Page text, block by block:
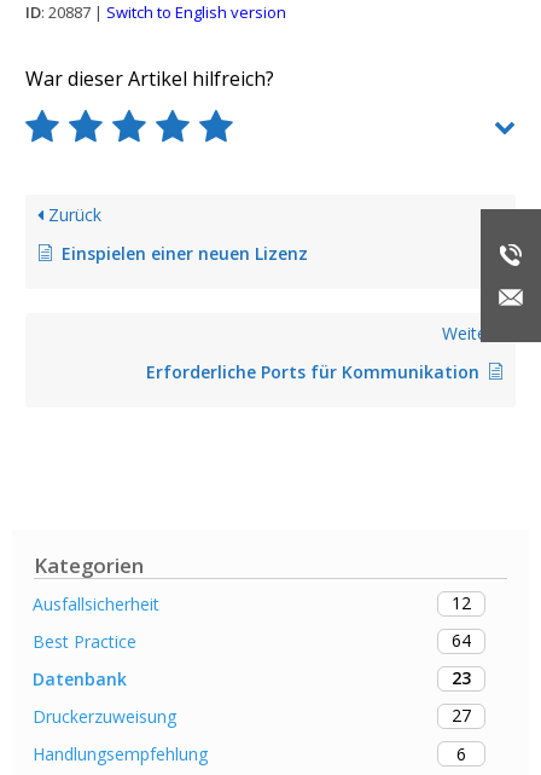
Kategorien
Ausfallsicherheit
12
Best Practice
64
Datenbank
23
Druckerzuweisung
27
Handlungsempfehlung
6
ID: 20887 | Switch to English version
War dieser Artikel hilfreich?
Zurück
Einspielen einer neuen Lizenz
Weiter
Erforderliche Ports für Kommunikation